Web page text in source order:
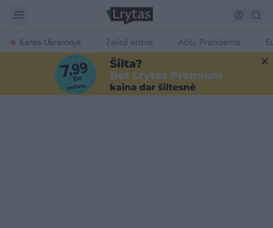
Karas Ukrainoje Žalioji erdvė Ačiū, Prezidente